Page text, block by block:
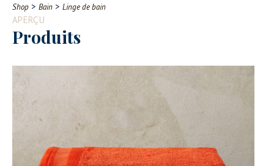
Contact
Shop > Bain > Linge de bain
APERÇU
Produits